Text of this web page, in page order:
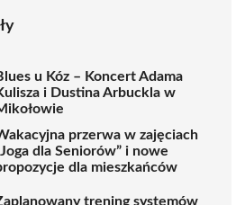
u Kóz – Koncert Adama
i Dustina Arbuckla w
przerwa w zajęciach
dla Seniorów” i nowe
dla mieszkańców
trening systemów